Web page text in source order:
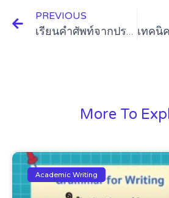
PREVIOUS
เรียนคำศัพท์จากประสบการณ์เรียนนอก – Undergraduate VS Graduate
More To
Academic Writing